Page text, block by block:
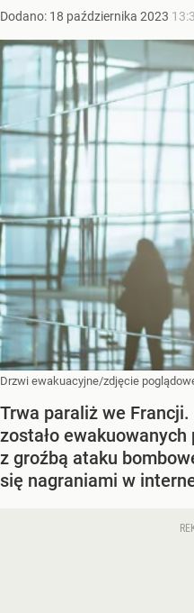
Dodano: 18 października 2023
Drzwi ewakuacyjne/zdjęcie
Trwa paraliż we
zostało
z groźbą ataku
się nagraniami w